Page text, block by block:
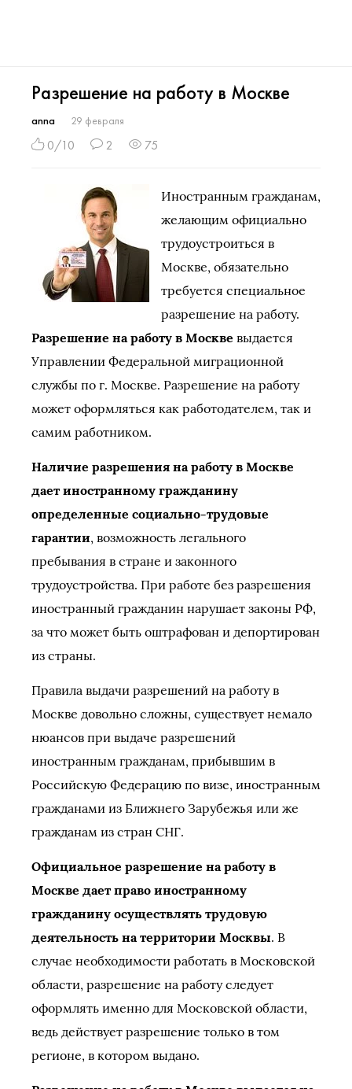
Разрешение на работу в Москве
anna 29 февраля
0/10 2 75
Иностранным гражданам,
желающим официально
трудоустроиться в
Москве, обязательно
требуется специальное
разрешение на работу.
Разрешение на работу в Москве выдается
Управлении Федеральной миграционной
службы по г. Москве. Разрешение на работу
может оформляться как работодателем, так и
самим работником.
Наличие разрешения на работу в Москве
дает иностранному гражданину
определенные социально-трудовые
гарантии, возможность легального
пребывания в стране и законного
трудоустройства. При работе без разрешения
иностранный гражданин нарушает законы РФ,
за что может быть оштрафован и депортирован
из страны.
Правила выдачи разрешений на работу в
Москве довольно сложны, существует немало
нюансов при выдаче разрешений
иностранным гражданам, прибывшим в
Российскую Федерацию по визе, иностранным
гражданами из Ближнего Зарубежья или же
гражданам из стран СНГ.
Официальное разрешение на работу в
Москве дает право иностранному
гражданину осуществлять трудовую
деятельность на территории Москвы. В
случае необходимости работать в Московской
области, разрешение на работу следует
оформлять именно для Московской области,
ведь действует разрешение только в том
регионе, в котором выдано.